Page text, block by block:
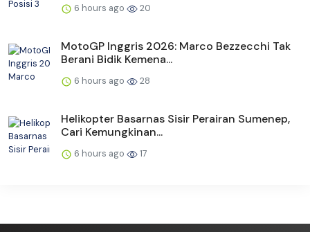
6 hours ago 20
MotoGP Inggris 2026: Marco Bezzecchi Tak
Berani Bidik Kemena...
6 hours ago 28
Helikopter Basarnas Sisir Perairan Sumenep,
Cari Kemungkinan...
6 hours ago 17